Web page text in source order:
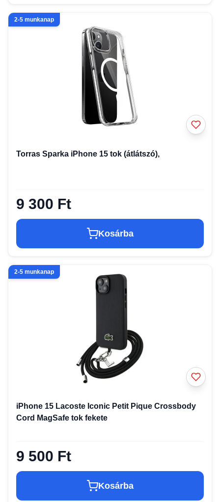
2-5 munkanap
Torras Sparka iPhone 15 tok (átlátszó),
9 300 Ft
Kosárba
2-5 munkanap
iPhone 15 Lacoste Iconic Petit Pique Crossbody
Cord MagSafe tok fekete
9 500 Ft
Kosárba